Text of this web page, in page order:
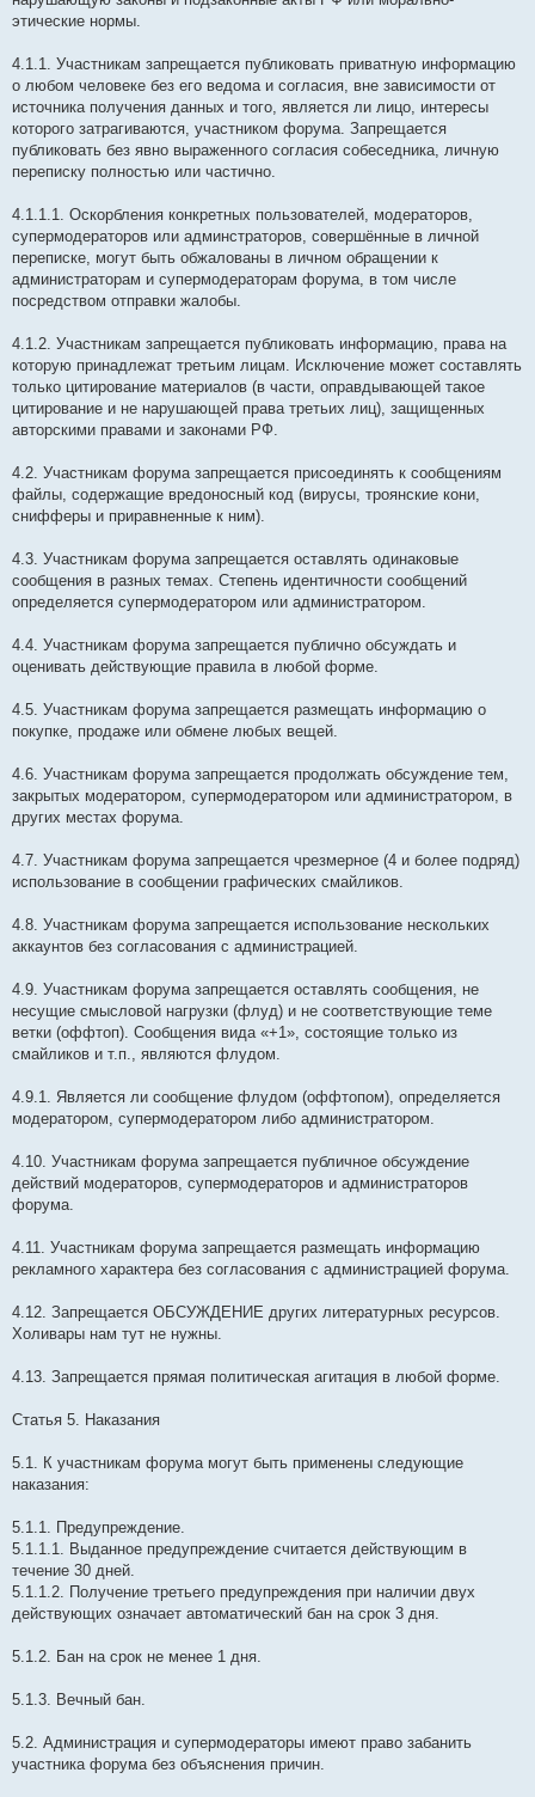
этические нормы.
4.1.1. Участникам запрещается публиковать приватную информацию
о любом человеке без его ведома и согласия, вне зависимости от
источника получения данных и того, является ли лицо, интересы
которого затрагиваются, участником форума. Запрещается
публиковать без явно выраженного согласия собеседника, личную
переписку полностью или частично.
4.1.1.1. Оскорбления конкретных пользователей, модераторов,
супермодераторов или админстраторов, совершённые в личной
переписке, могут быть обжалованы в личном обращении к
администраторам и супермодераторам форума, в том числе
посредством отправки жалобы.
4.1.2. Участникам запрещается публиковать информацию, права на
которую принадлежат третьим лицам. Исключение может составлять
только цитирование материалов (в части, оправдывающей такое
цитирование и не нарушающей права третьих лиц), защищенных
авторскими правами и законами РФ.
4.2. Участникам форума запрещается присоединять к сообщениям
файлы, содержащие вредоносный код (вирусы, троянские кони,
снифферы и приравненные к ним).
4.3. Участникам форума запрещается оставлять одинаковые
сообщения в разных темах. Степень идентичности сообщений
определяется супермодератором или администратором.
4.4. Участникам форума запрещается публично обсуждать и
оценивать действующие правила в любой форме.
4.5. Участникам форума запрещается размещать информацию о
покупке, продаже или обмене любых вещей.
4.6. Участникам форума запрещается продолжать обсуждение тем,
закрытых модератором, супермодератором или администратором, в
других местах форума.
4.7. Участникам форума запрещается чрезмерное (4 и более подряд)
использование в сообщении графических смайликов.
4.8. Участникам форума запрещается использование нескольких
аккаунтов без согласования с администрацией.
4.9. Участникам форума запрещается оставлять сообщения, не
несущие смысловой нагрузки (флуд) и не соответствующие теме
ветки (оффтоп). Сообщения вида «+1», состоящие только из
смайликов и т.п., являются флудом.
4.9.1. Является ли сообщение флудом (оффтопом), определяется
модератором, супермодератором либо администратором.
4.10. Участникам форума запрещается публичное обсуждение
действий модераторов, супермодераторов и администраторов
форума.
4.11. Участникам форума запрещается размещать информацию
рекламного характера без согласования с администрацией форума.
4.12. Запрещается ОБСУЖДЕНИЕ других литературных ресурсов.
Холивары нам тут не нужны.
4.13. Запрещается прямая политическая агитация в любой форме.
Статья 5. Наказания
5.1. К участникам форума могут быть применены следующие
наказания:
5.1.1. Предупреждение.
5.1.1.1. Выданное предупреждение считается действующим в
течение 30 дней.
5.1.1.2. Получение третьего предупреждения при наличии двух
действующих означает автоматический бан на срок 3 дня.
5.1.2. Бан на срок не менее 1 дня.
5.1.3. Вечный бан.
5.2. Администрация и супермодераторы имеют право забанить
участника форума без объяснения причин.